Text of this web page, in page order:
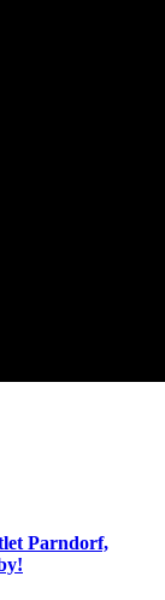
Parndorf,